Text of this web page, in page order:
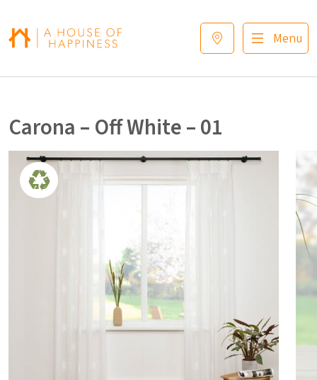
Menu
Carona – Off White – 01